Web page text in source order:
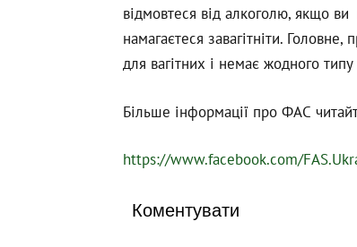
відмовтеся від алкоголю, якщо
намагаєтеся завагітніти.
для вагітних і немає жодного
Більше інформації про ФАС
https://www.facebook.com/
Коментувати